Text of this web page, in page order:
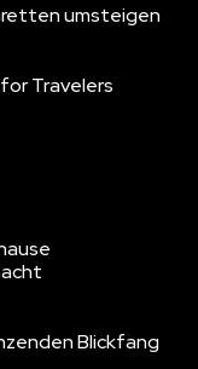
umsteigen
Travelers
Blickfang